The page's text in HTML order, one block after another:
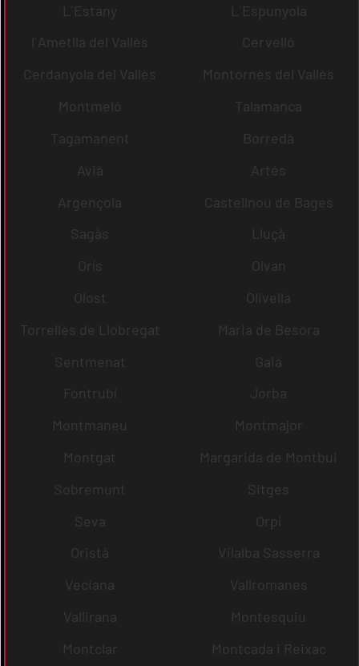
L´Estany
L´Espunyola
l´Ametlla del Vallès
Cervelló
Cerdanyola del Vallès
Montornès del Vallès
Montmeló
Talamanca
Tagamanent
Borredà
Avià
Artés
Argençola
Castellnou de Bages
Sagàs
Lluçà
Orís
Olvan
Olost
Olivella
Torrelles de Llobregat
Maria de Besora
Sentmenat
Gaià
Fontrubí
Jorba
Montmaneu
Montmajor
Montgat
Margarida de Montbui
Sobremunt
Sitges
Seva
Orpí
Oristà
Vilalba Sasserra
Veciana
Vallromanes
Vallirana
Montesquiu
Montclar
Montcada i Reixac